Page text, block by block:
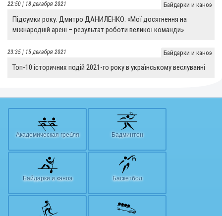
Байдарки и каноэ
22:50 | 18 декабря 2021
Підсумки року. Дмитро ДАНИЛЕНКО: «Мої досягнення на
міжнародній арені – результат роботи великої команди»
Байдарки и каноэ
23:35 | 15 декабря 2021
Топ-10 історичних подій 2021-го року в українському веслуванні
Академическая гребля Бадминтон
Байдарки и каноэ Баскетбол